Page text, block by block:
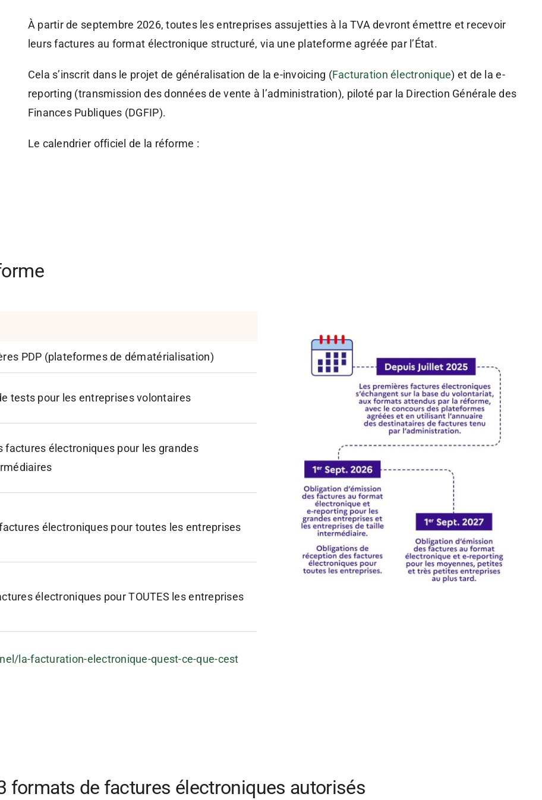
À partir de septembre 2026, toutes les entreprises assujetties à la TVA devront émettre et recevoir
leurs factures au format électronique structuré, via une plateforme agréée par l’État.
Cela s’inscrit dans le projet de généralisation de la e-invoicing (Facturation électronique) et de la e-
reporting (transmission des données de vente à l’administration), piloté par la Direction Générale des
Finances Publiques (DGFIP).
Le calendrier officiel de la réforme :
PDP (plateformes de dématérialisation)
tests pour les entreprises volontaires
factures électroniques pour les grandes
électroniques pour toutes les entreprises
électroniques pour TOUTES les entreprises
la-facturation-electronique-quest-ce-que-cest
formats de factures électroniques autorisés